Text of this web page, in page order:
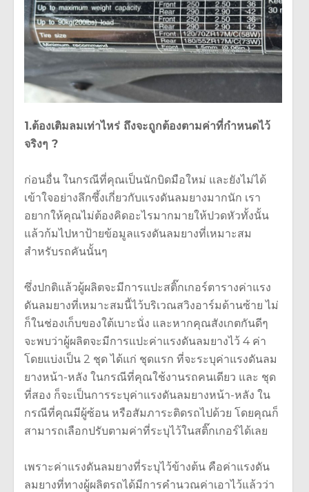
1.ต้องเติมลมเท่าไหร่ ถึงจะถูกต้องตามค่าที่กำหนดไว้
จริงๆ ?
ก่อนอื่น ในกรณีที่คุณเป็นนักบิดมือใหม่ และยังไม่ได้
เข้าใจอย่างลึกซึ้งเกี่ยวกับแรงดันลมยางมากนัก เรา
อยากให้คุณไม่ต้องคิดอะไรมากมายให้ปวดหัวทั้งนั้น
แล้วก้มไปหาป้ายข้อมูลแรงดันลมยางที่เหมาะสม
สำหรับรถคันนั้นๆ
ซึ่งปกติแล้วผู้ผลิตจะมีการแปะสติ๊กเกอร์ตารางค่าแรง
ดันลมยางที่เหมาะสมนี้ไว้บริเวณสวิงอาร์มด้านซ้าย ไม่
ก็ในช่องเก็บของใต้เบาะนั่ง และหากคุณสังเกตกันดีๆ
จะพบว่าผู้ผลิตจะมีการแปะค่าแรงดันลมยางไว้ 4 ค่า
โดยแบ่งเป็น 2 ชุด ได้แก่ ชุดแรก ที่จะระบุค่าแรงดันลม
ยางหน้า-หลัง ในกรณีที่คุณใช้งานรถคนเดียว และ ชุด
ที่สอง ก็จะเป็นการระบุค่าแรงดันลมยางหน้า-หลัง ใน
กรณีที่คุณมีผู้ซ้อน หรือสัมภาระติดรถไปด้วย โดยคุณก็
สามารถเลือกปรับตามค่าที่ระบุไว้ในสติ๊กเกอร์ได้เลย
เพราะค่าแรงดันลมยางที่ระบุไว้ข้างต้น คือค่าแรงดัน
ลมยางที่ทางผู้ผลิตรถได้มีการคำนวณค่าเอาไว้แล้วว่า